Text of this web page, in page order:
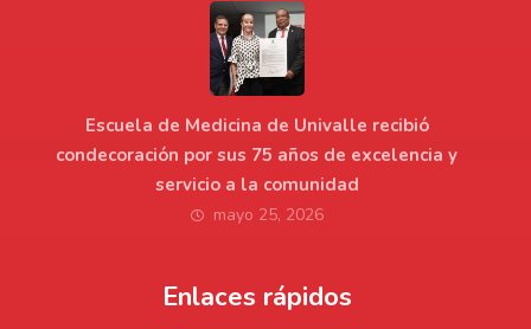
Escuela de Medicina de Univalle recibió
condecoración por sus 75 años de excelencia y
servicio a la comunidad
mayo 25, 2026
Enlaces rápidos